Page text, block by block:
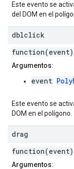
Este evento se
del DOM en el
dblclick
function(event)
Argumentos:
event:
Este evento se
DOM en el polígono.
drag
function(event)
Argumentos: